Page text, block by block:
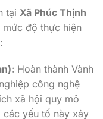
tại Xã Phúc Thịnh
độ thực hiện
:
Hoàn thành Vành
công nghệ
xã hội quy mô
yếu tố này xảy